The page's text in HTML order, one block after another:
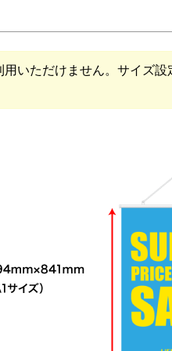
いただけません。サイズ設